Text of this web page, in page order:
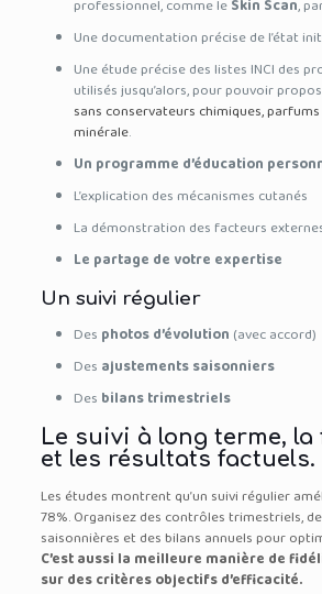
professionnel, comme leSkin Scan,
Une documentation précise de l’état
Une étude précise des listes INCI des
utilisés jusqu’alors, pour pouvoir
sans conservateurs chimiques,
minérale.
Un programme d’éducation
L’explication des mécanismes cutanés
La démonstration des facteurs
Le partage de votre expertise
Un suivi régulier
Des photos d’évolution (avec accord)
Des ajustements saisonniers
Des bilans trimestriels
Le suivi à long terme,
et les résultats factuels.
Les études montrent qu’un suivi régulier
78%. Organisez des contrôles trimestriels,
saisonnières et des bilans annuels pour
C’est aussi la meilleure manière de
sur des critères objectifs d’efficacité.